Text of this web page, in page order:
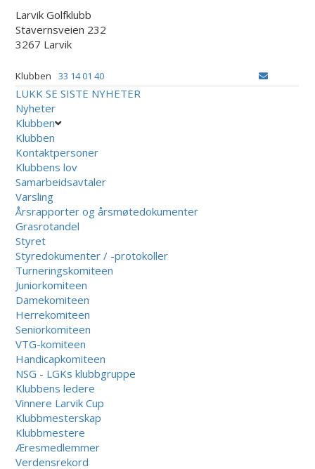
Larvik Golfklubb
Stavernsveien 232
3267 Larvik
Klubben 33 14 01 40
LUKK SE SISTE NYHETER
Nyheter
Klubben
Klubben
Kontaktpersoner
Klubbens lov
Samarbeidsavtaler
Varsling
Årsrapporter og årsmøtedokumenter
Grasrotandel
Styret
Styredokumenter / -protokoller
Turneringskomiteen
Juniorkomiteen
Damekomiteen
Herrekomiteen
Seniorkomiteen
VTG-komiteen
Handicapkomiteen
NSG - LGKs klubbgruppe
Klubbens ledere
Vinnere Larvik Cup
Klubbmesterskap
Klubbmestere
Æresmedlemmer
Verdensrekord